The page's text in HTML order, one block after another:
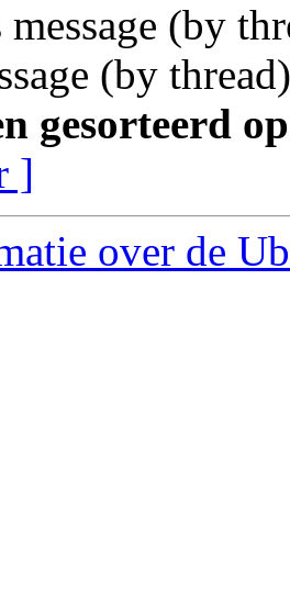
message (by
(by
gesorteerd
]
over de